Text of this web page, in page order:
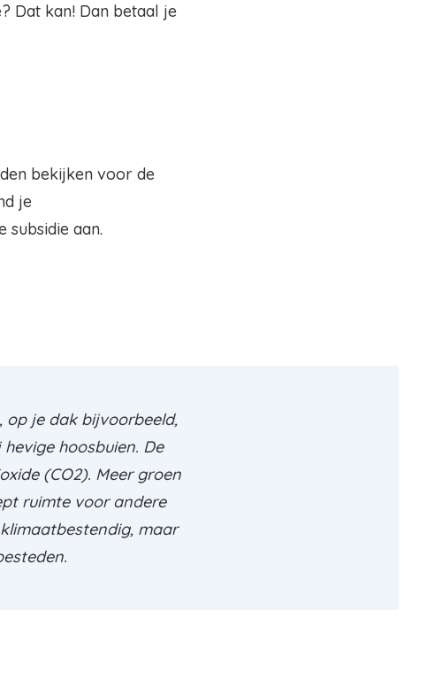
Dat kan! Dan betaal je
bekijken voor de
je
subsidie aan.
op je dak bijvoorbeeld,
hoosbuien. De
(CO2). Meer groen
ruimte voor andere
maar